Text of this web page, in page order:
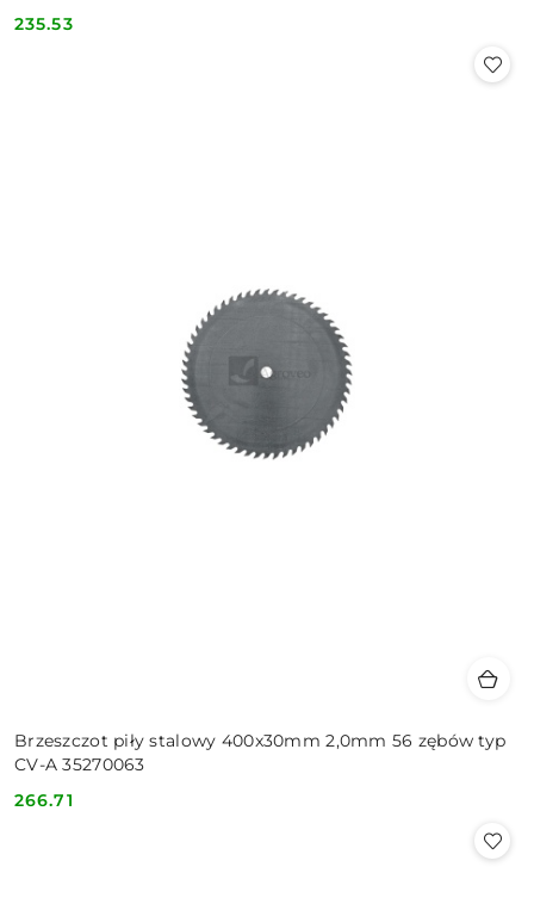
Cena:
235.53
Brzeszczot piły stalowy 400x30mm 2,0mm 56 zębów typ
CV-A 35270063
Cena:
266.71